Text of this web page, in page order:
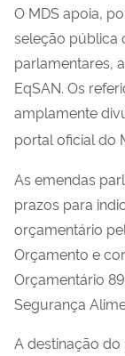
O MDS apoia,
seleção pública
parlamentares,
EqSAN. Os
amplamente
portal oficial do
As emendas
prazos para
orçamentário
Orçamento e
Orçamentário
Segurança
A destinação